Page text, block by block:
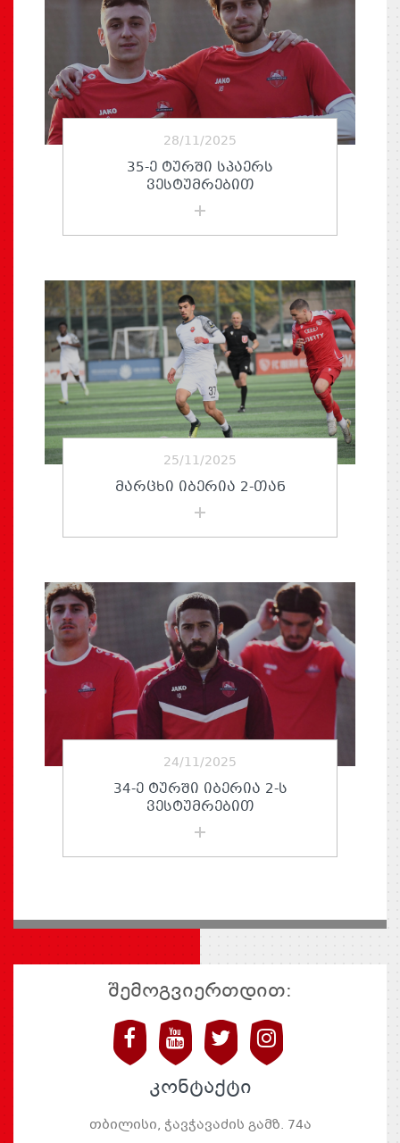
28/11/2025
35-Ე ᲢᲣᲠᲨᲘ ᲡᲞᲐᲔᲠᲡ
ᲕᲔᲡᲢᲣᲛᲠᲔᲑᲘᲗ
25/11/2025
ᲛᲐᲠᲪᲮᲘ ᲘᲑᲔᲠᲘᲐ 2-ᲗᲐᲜ
24/11/2025
34-Ე ᲢᲣᲠᲨᲘ ᲘᲑᲔᲠᲘᲐ 2-Ს
ᲕᲔᲡᲢᲣᲛᲠᲔᲑᲘᲗ
შემოგვიერთდით:
კონტაქტი
თბილისი, ჭავჭავაძის გამზ. 74ა